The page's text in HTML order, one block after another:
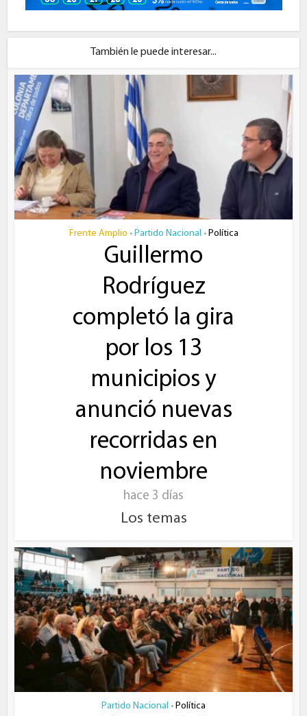
También le puede interesar...
Frente Amplio • Partido Nacional • Política
Guillermo
Rodríguez
completó la gira
por los 13
municipios y
anunció nuevas
recorridas en
noviembre
hace 3 días
Los temas
Partido Nacional • Política